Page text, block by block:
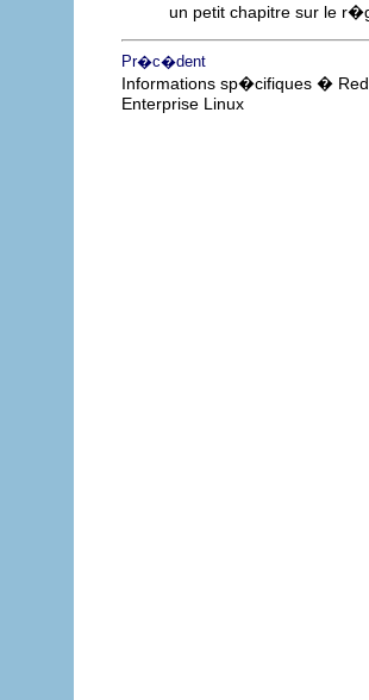
un petit chapitre sur le
Pr�c�dent
Informations sp�cifiques �
Enterprise Linux